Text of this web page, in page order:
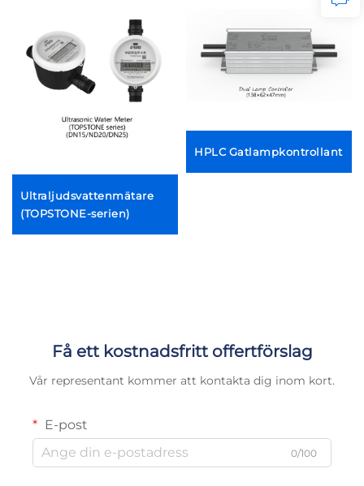
Ultraljudsvattenmätare
(TOPSTONE-serien)
HPLC Gatlampkontrollant
Få ett kostnadsfritt offertförslag
Vår representant kommer att kontakta dig inom kort.
E-post
0/100